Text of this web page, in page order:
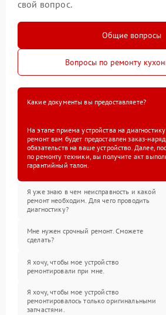
свой вопрос.
Общие вопросы
Вопросы по ремонту
Какие документы вы предоставляете?
На этапе приема устройства на
ремонт вам будет предоставлен заказ-
обязательств на ваше устройство. Далее,
по ремонту техники, вы получите акт
гарантийный талон.
Я уже знаю в чем неисправность и какой
ремонт необходим. Для чего проводить
диагностику?
Мне нужен срочный ремонт. Сможете
сделать?
Я хочу, чтобы мое устройство
ремонтировали при мне.
Я хочу, чтобы мое устройство
ремонтировалось только оригинальными
запчастями.